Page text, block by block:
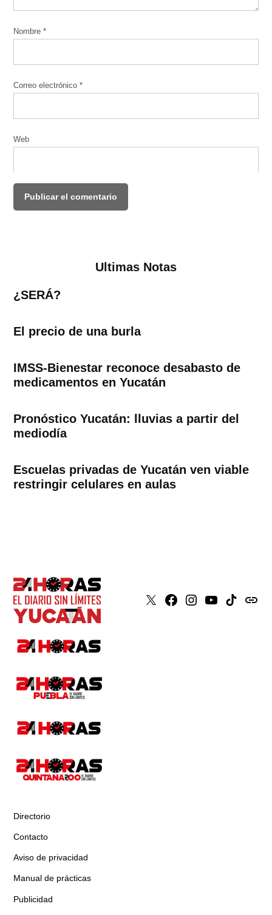
Nombre*
Correo electrónico*
Web
Ultimas Notas
¿SERÁ?
El precio de una burla
IMSS-Bienestar reconoce desabasto de
medicamentos en Yucatán
Pronóstico Yucatán: lluvias a partir del
mediodía
Escuelas privadas de Yucatán ven viable
restringir celulares en aulas
X Faceboook
Instagram
YoutubeTiktokissuu
Directorio
Contacto
Aviso de privacidad
Manual de prácticas
Publicidad